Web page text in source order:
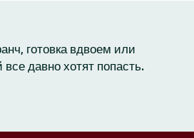
готовка вдвоем или
все давно хотят попасть.